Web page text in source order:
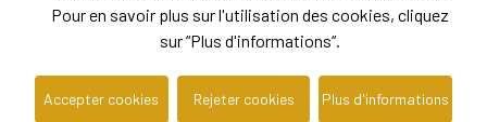
Pour en savoir plus sur l'utilisation des cookies, cliquez
sur “Plus d'informations“.
Accepter cookies Rejeter cookies Plus d'informations